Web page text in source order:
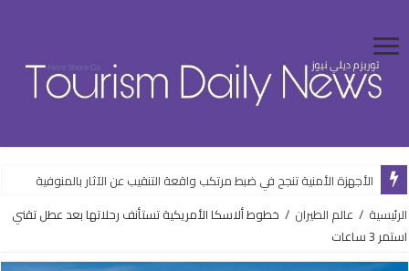
الأجهزة الأمنية تنجح في ضبط مرتكب واقعة التنقيب عن الآثار بالمنوفية
الرئيسية / عالم الطيران / خطوط ألاسكا الأمريكية تستأنف رحلاتها بعد عطل تقني
استمر 3 ساعات